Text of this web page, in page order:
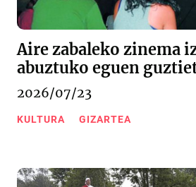
Aire zabaleko zinema
abuztuko eguen
2026/07/23
KULTURA GIZARTEA